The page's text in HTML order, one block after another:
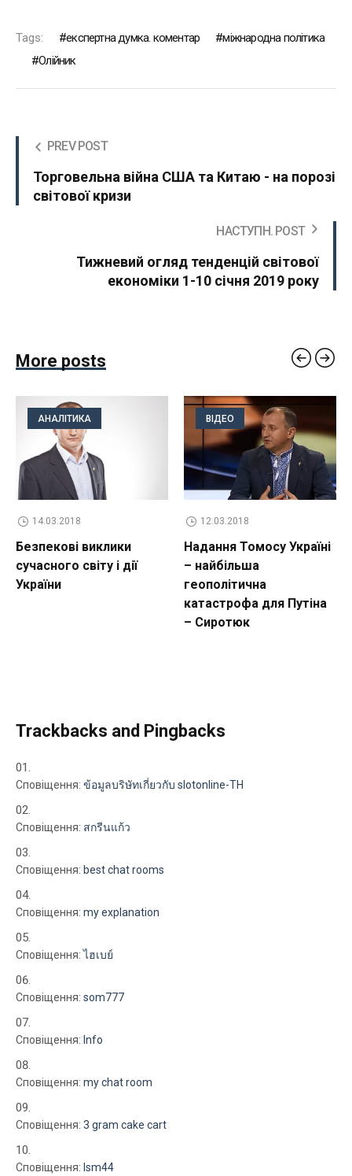
Tags: експертна думка. коментар
міжнародна політика
Олійник
PREV POST
Торговельна війна США та Китаю - на порозі
світової кризи
НАСТУПН. POST
Тижневий огляд тенденцій світової
економіки 1-10 січня 2019 року
More posts
АНАЛІТИКА
14.03.2018
Безпекові виклики
сучасного світу і дії
України
ВІДЕО
12.03.2018
Надання Томосу Україні
– найбільша
геополітична
катастрофа для Путіна
– Сиротюк
Trackbacks and Pingbacks
Сповіщення: ข้อมูลบริษัทเกี่ยวกับ slotonline-TH
Сповіщення: สกรีนแก้ว
Сповіщення: best chat rooms
Сповіщення: my explanation
Сповіщення:ไฮเบย์
Сповіщення: som777
Сповіщення: Info
Сповіщення: my chat room
Сповіщення: 3 gram cake cart
Сповіщення: lsm44